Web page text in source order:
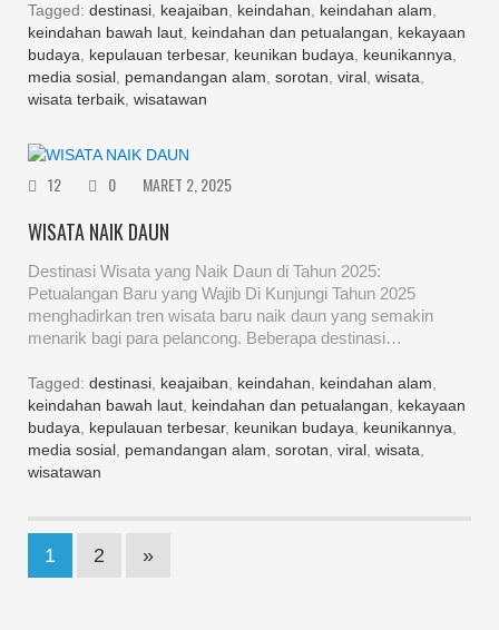
Tagged: destinasi keajaiban keindahan keindahan alam
keindahan bawah laut keindahan dan petualangan
kekayaan
budaya
kepulauan terbesar, keunikan budaya keunikannya
media sosial pemandangan alam sorotan viral wisata
wisata terbaik wisatawan
12 0 MARET 2, 2025
WISATA NAIK DAUN
Destinasi Wisata yang Naik Daun di Tahun 2025:
Petualangan Baru yang Wajib Di Kunjungi Tahun 2025
menghadirkan tren wisata baru naik daun yang semakin
menarik bagi para pelancong. Beberapa destinasi…
Tagged: destinasi keajaiban keindahan keindahan alam
keindahan bawah laut keindahan dan petualangan
kekayaan
budaya
kepulauan terbesar, keunikan budaya keunikannya
media sosial pemandangan alam sorotan viral wisata
wisatawan
1 2 »